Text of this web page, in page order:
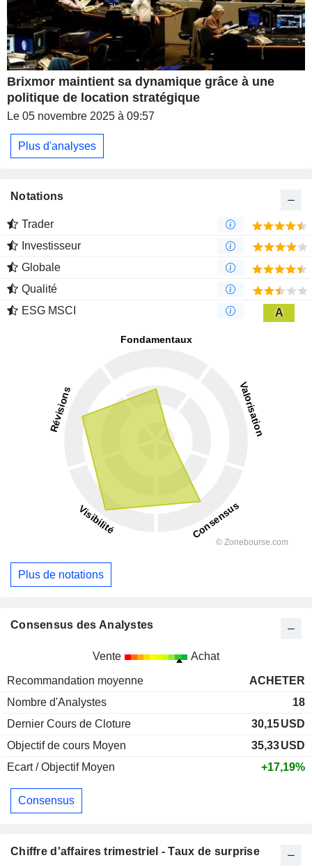
Brixmor maintient sa dynamique grâce à une
politique de location stratégique
Le 05 novembre 2025 à 09:57
Plus d'analyses
Notations
Trader
Investisseur
Globale
Qualité
ESG MSCI
A
Plus de notations
Consensus des Analystes
Vente Achat
Recommandation moyenne
ACHETER
Nombre d'Analystes
18
Dernier Cours de Cloture
30,15USD
Objectif de cours Moyen
35,33USD
Ecart / Objectif Moyen
+17,19%
Consensus
Chiffre d'affaires trimestriel - Taux de surprise